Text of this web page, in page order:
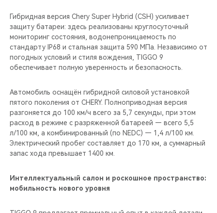
Гибридная версия Chery Super Hybrid (CSH) усиливает
защиту батареи: здесь реализованы круглосуточный
мониторинг состояния, водонепроницаемость по
стандарту IP68 и стальная защита 590 МПа. Независимо от
погодных условий и стиля вождения, TIGGO 9
обеспечивает полную уверенность и безопасность.
Автомобиль оснащён гибридной силовой установкой
пятого поколения от CHERY. Полноприводная версия
разгоняется до 100 км/ч всего за 5,7 секунды, при этом
расход в режиме с разряженной батареей — всего 5,5
л/100 км, а комбинированный (по NEDC) — 1,4 л/100 км.
Электрический пробег составляет до 170 км, а суммарный
запас хода превышает 1400 км.
Интеллектуальный салон и роскошное пространство:
мобильность нового уровня